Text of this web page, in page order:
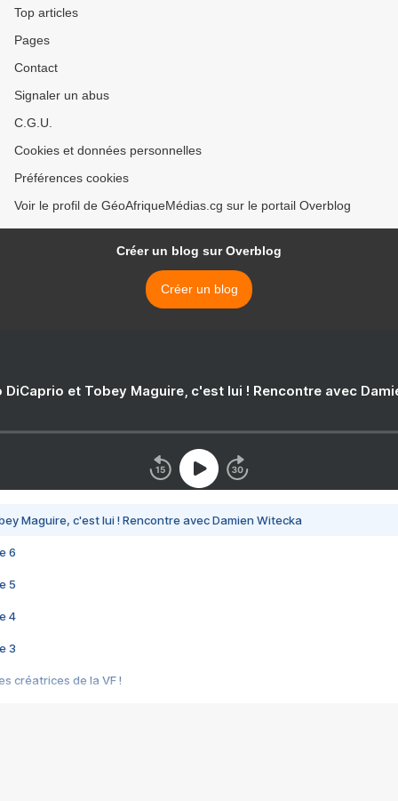
Top articles
Pages
Contact
Signaler un abus
C.G.U.
Cookies et données personnelles
Préférences cookies
Voir le profil de GéoAfriqueMédias.cg sur le portail Overblog
Créer un blog sur Overblog
Créer un blog
DiCaprio et Tobey Maguire, c'est lui ! Rencontre avec
Maguire, c'est lui ! Rencontre avec Damien Witecka
6
5
4
3
créatrices de la VF !